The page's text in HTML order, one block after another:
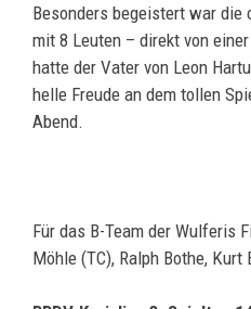
Besonders begeistert war die
mit 8 Leuten – direkt von
hatte der Vater von Leon
helle Freude an dem tollen
Abend.
Für das B-Team der Wulferis
Möhle (TC), Ralph Bothe, Kurt